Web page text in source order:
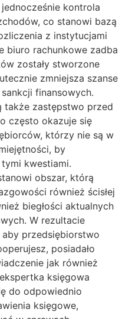
kontrola
co stanowi bazą
z instytucjami
biuro rachunkowe zadba
zostały stworzone
zmniejsza szanse
finansowych.
także zastępstwo przed
często okazuje się
którzy nie są w
by
kwestiami.
obszar, którą
również ścisłej
biegłości aktualnych
W rezultacie
przedsiębiorstwo
posiadało
jak również
księgowa
do odpowiednio
księgowe,